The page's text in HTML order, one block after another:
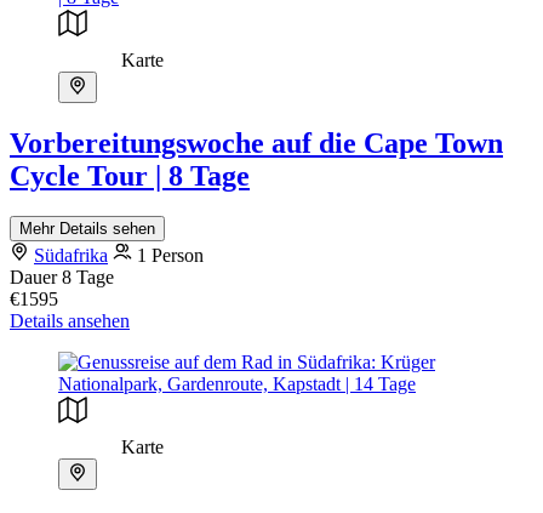
Karte
Vorbereitungswoche auf die Cape Town
Cycle Tour | 8 Tage
Mehr Details sehen
Südafrika
1 Person
Dauer8 Tage
€1595
Details ansehen
Karte